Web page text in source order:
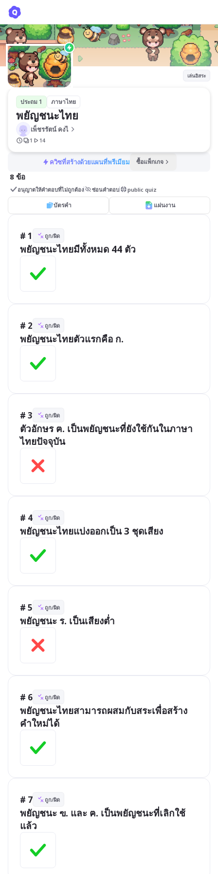
เล่นอิสระ
ประถม 1 ภาษาไทย
พยัญชนะไทย
เพ็ชรรัตน์ คงไ
1 14
ควิซที่สร้างด้วยแผนที่พรีเมียม ซื้อแพ็กเกจ
8 ข้อ
อนุญาตให้คำตอบที่ไม่ถูกต้อง ซ่อนคำตอบ public quiz
บัตรคำ แผ่นงาน
# 1 ถูก/ผิด
พยัญชนะไทยมีทั้งหมด 44 ตัว
# 2 ถูก/ผิด
พยัญชนะไทยตัวแรกคือ ก.
# 3 ถูก/ผิด
ตัวอักษร ฅ. เป็นพยัญชนะที่ยังใช้กันในภาษา
ไทยปัจจุบัน
# 4 ถูก/ผิด
พยัญชนะไทยแบ่งออกเป็น 3 ชุดเสียง
# 5 ถูก/ผิด
พยัญชนะ ร. เป็นเสียงต่ำ
# 6 ถูก/ผิด
พยัญชนะไทยสามารถผสมกับสระเพื่อสร้าง
คำใหม่ได้
# 7 ถูก/ผิด
พยัญชนะ ฃ. และ ฅ. เป็นพยัญชนะที่เลิกใช้
แล้ว